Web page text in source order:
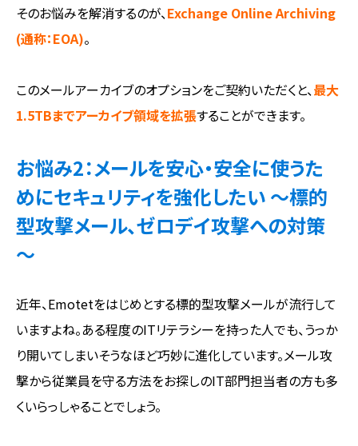
そのお悩みを解消するのが、Exchange Online Archiving
(通称：EOA)。
このメールアーカイブのオプションをご契約いただくと、最大
1.5TBまでアーカイブ領域を拡張することができます。
お悩み2：メールを安心・安全に使うた
めにセキュリティを強化したい ～標的
型攻撃メール、ゼロデイ攻撃への対策
～
近年、Emotetをはじめとする標的型攻撃メールが流行して
いますよね。ある程度のITリテラシーを持った人でも、うっか
り開いてしまいそうなほど巧妙に進化しています。メール攻
撃から従業員を守る方法をお探しのIT部門担当者の方も多
くいらっしゃることでしょう。